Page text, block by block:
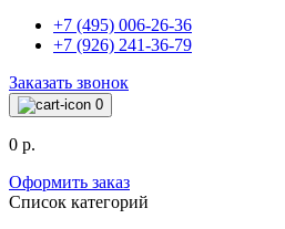
+7 (495) 006-26-36
+7 (926) 241-36-79
Заказать звонок
0
0 р.
Оформить заказ
Список категорий